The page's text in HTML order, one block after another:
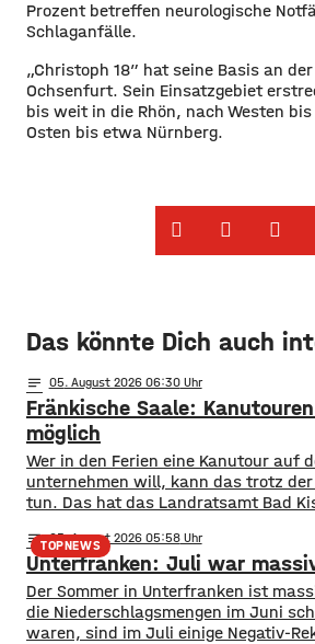
Prozent betreffen neurologische
Schlaganfälle.
„Christoph 18″ hat seine Basis an
Ochsenfurt. Sein Einsatzgebiet
bis weit in die Rhön, nach Westen
Osten bis etwa Nürnberg.
Das könnte Dich auch
notes 05. August 2026 06:30
Fränkische Saale:
möglich
Wer in den Ferien eine Kanutour auf
unternehmen will, kann das trotz
tun. Das hat das Landratsamt Bad
aktuell zwar niedrig, in Teilbereichen
aber noch gibt es keine
Befahrbar ist die Fränkische Saale
TOPNEWS
notes 05. August 2026 05:58
Unterfranken: Juli war
Der Sommer in Unterfranken ist
die Niederschlagsmengen im Juni
waren, sind im Juli einige Negativ-